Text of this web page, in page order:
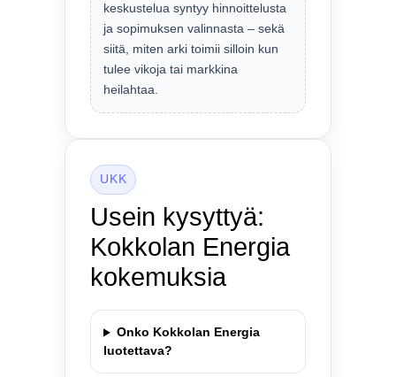
keskustelua syntyy hinnoittelusta
ja sopimuksen valinnasta – sekä
siitä, miten arki toimii silloin kun
tulee vikoja tai markkina
heilahtaa.
UKK
Usein kysyttyä:
Kokkolan Energia
kokemuksia
Onko Kokkolan Energia
luotettava?